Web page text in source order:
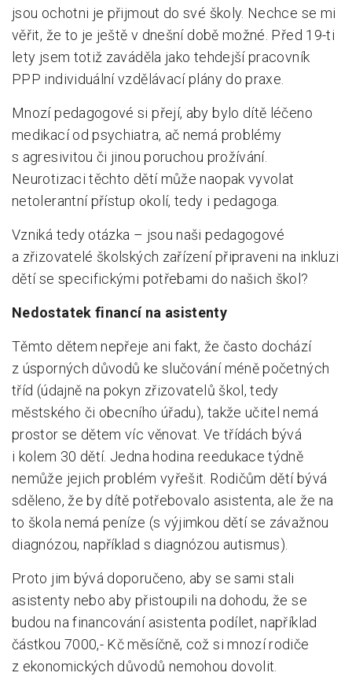
jsou ochotni je přijmout do své školy. Nechce se mi
věřit, že to je ještě v dnešní době možné. Před 19-ti
lety jsem totiž zaváděla jako tehdejší pracovník
PPP individuální vzdělávací plány do praxe.
Mnozí pedagogové si přejí, aby bylo dítě léčeno
medikací od psychiatra, ač nemá problémy
s agresivitou či jinou poruchou prožívání.
Neurotizaci těchto dětí může naopak vyvolat
netolerantní přístup okolí, tedy i pedagoga.
Vzniká tedy otázka – jsou naši pedagogové
a zřizovatelé školských zařízení připraveni na inkluzi
dětí se specifickými potřebami do našich škol?
Nedostatek financí na asistenty
Těmto dětem nepřeje ani fakt, že často dochází
z úsporných důvodů ke slučování méně početných
tříd (údajně na pokyn zřizovatelů škol, tedy
městského či obecního úřadu), takže učitel nemá
prostor se dětem víc věnovat. Ve třídách bývá
i kolem 30 dětí. Jedna hodina reedukace týdně
nemůže jejich problém vyřešit. Rodičům dětí bývá
sděleno, že by dítě potřebovalo asistenta, ale že na
to škola nemá peníze (s výjimkou dětí se závažnou
diagnózou, například s diagnózou autismus).
Proto jim bývá doporučeno, aby se sami stali
asistenty nebo aby přistoupili na dohodu, že se
budou na financování asistenta podílet, například
částkou 7000,- Kč měsíčně, což si mnozí rodiče
z ekonomických důvodů nemohou dovolit.